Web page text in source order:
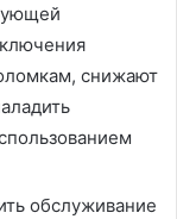
снижают
обслуживание